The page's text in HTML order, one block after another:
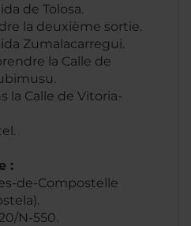
de Tolosa.
la deuxième sortie.
Zumalacarregui.
la Calle de
la Calle de Vitoria-
:
de-Compostelle
N-550.